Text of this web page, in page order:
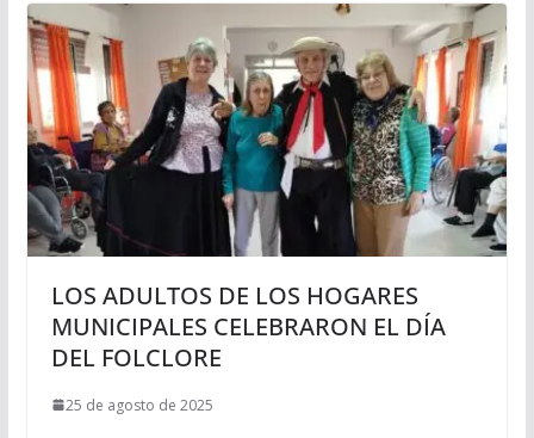
LOS ADULTOS DE LOS HOGARES
MUNICIPALES CELEBRARON EL DÍA
DEL FOLCLORE
25 de agosto de 2025